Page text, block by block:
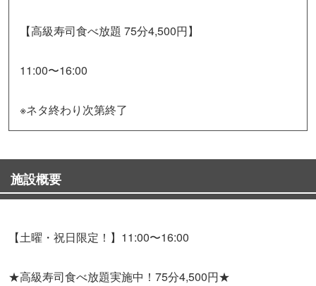
【高級寿司食べ放題 75分4,500円】
11:00〜16:00
※ネタ終わり次第終了
施設概要
【土曜・祝日限定！】11:00〜16:00
★高級寿司食べ放題実施中！75分4,500円★